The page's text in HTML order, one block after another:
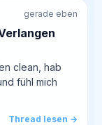
gerade eben
clean, hab
fühl mich
Thread lesen →